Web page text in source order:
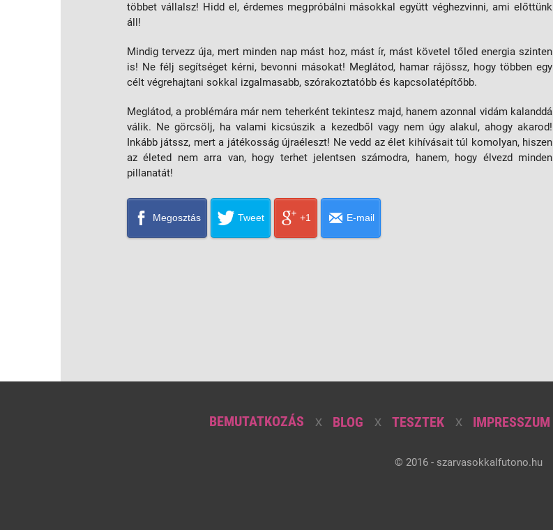
többet vállalsz! Hidd el, érdemes megpróbálni másokkal együtt véghezvinni, ami előttünk
áll!
Mindig tervezz úja, mert minden nap mást hoz, mást ír, mást követel tőled energia szinten
is! Ne félj segítséget kérni, bevonni másokat! Meglátod, hamar rájössz, hogy többen egy
célt végrehajtani sokkal izgalmasabb, szórakoztatóbb és kapcsolatépítőbb.
Meglátod, a problémára már nem teherként tekintesz majd, hanem azonnal vidám kalanddá
válik. Ne görcsölj, ha valami kicsúszik a kezedből vagy nem úgy alakul, ahogy akarod!
Inkább játssz, mert a játékosság újraéleszt! Ne vedd az élet kihívásait túl komolyan, hiszen
az életed nem arra van, hogy terhet jelentsen számodra, hanem, hogy élvezd minden
pillanatát!
Megosztás Tweet +1 E-mail
BEMUTATKOZÁS BLOG TESZTEK IMPRESSZUM
© 2016 - szarvasokkalfutono.hu